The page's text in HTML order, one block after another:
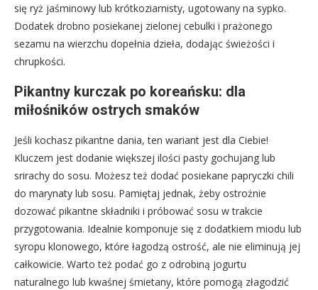
się ryż jaśminowy lub krótkoziarnisty, ugotowany na sypko.
Dodatek drobno posiekanej zielonej cebulki i prażonego
sezamu na wierzchu dopełnia dzieła, dodając świeżości i
chrupkości.
Pikantny kurczak po koreańsku: dla
miłośników ostrych smaków
Jeśli kochasz pikantne dania, ten wariant jest dla Ciebie!
Kluczem jest dodanie większej ilości pasty gochujang lub
srirachy do sosu. Możesz też dodać posiekane papryczki chili
do marynaty lub sosu. Pamiętaj jednak, żeby ostrożnie
dozować pikantne składniki i próbować sosu w trakcie
przygotowania. Idealnie komponuje się z dodatkiem miodu lub
syropu klonowego, które łagodzą ostrość, ale nie eliminują jej
całkowicie. Warto też podać go z odrobiną jogurtu
naturalnego lub kwaśnej śmietany, które pomogą złagodzić